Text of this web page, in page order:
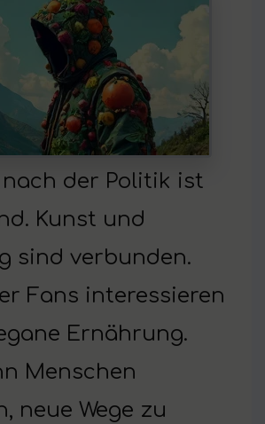
nach der Politik ist
Kunst und
sind verbunden.
Fans interessieren
Ernährung.
Menschen
neue Wege zu